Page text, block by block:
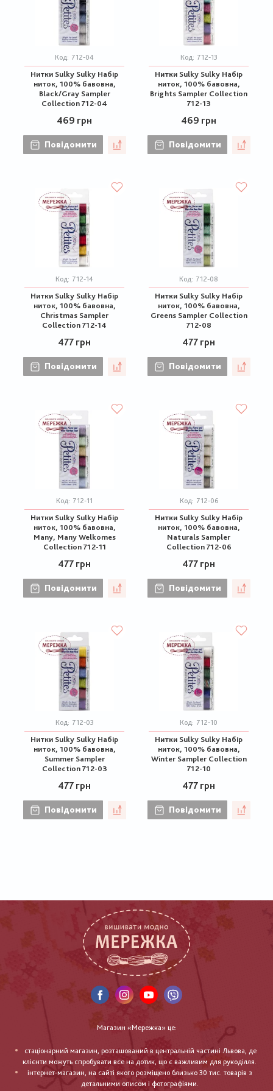
Код: 712-04
Нитки Sulky Sulky Набір
ниток, 100% бавовна,
Black/Gray Sampler
Collection 712-04
469 грн
Повідомити
Код: 712-13
Нитки Sulky Sulky Набір
ниток, 100% бавовна,
Brights Sampler Collection
712-13
469 грн
Повідомити
Код: 712-14
Нитки Sulky Sulky Набір
ниток, 100% бавовна,
Christmas Sampler
Collection 712-14
477 грн
Повідомити
Код: 712-08
Нитки Sulky Sulky Набір
ниток, 100% бавовна,
Greens Sampler Collection
712-08
477 грн
Повідомити
Код: 712-11
Нитки Sulky Sulky Набір
ниток, 100% бавовна,
Many, Many Welkomes
Collection 712-11
477 грн
Повідомити
Код: 712-06
Нитки Sulky Sulky Набір
ниток, 100% бавовна,
Naturals Sampler
Collection 712-06
477 грн
Повідомити
Код: 712-03
Нитки Sulky Sulky Набір
ниток, 100% бавовна,
Summer Sampler
Collection 712-03
477 грн
Повідомити
Код: 712-10
Нитки Sulky Sulky Набір
ниток, 100% бавовна,
Winter Sampler Collection
712-10
477 грн
Повідомити
Магазин «Мережка» це:
стаціонарний магазин, розташований в центральній частині Львова, де
клієнти можуть спробувати все на дотик, що є важливим для рукоділля.
інтернет-магазин, на сайті якого розміщено близько 30 тис. товарів з
детальними описом і фотографіями.